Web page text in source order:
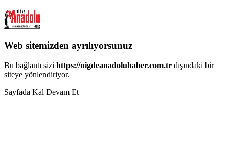
Web sitemizden ayrılıyorsunuz
Bu bağlantı sizi https://nigdeanadoluhaber.com.tr dışındaki bir
siteye yönlendiriyor.
Sayfada Kal Devam Et